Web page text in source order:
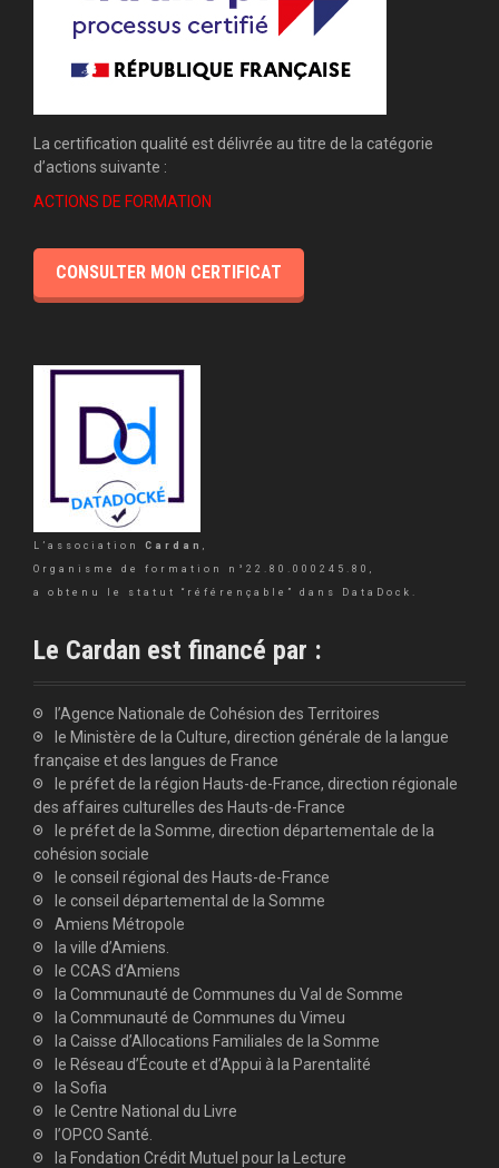
La certification qualité est délivrée au titre de la catégorie
d’actions suivante :
ACTIONS DE FORMATION
CONSULTER MON CERTIFICAT
L’association Cardan ,
Organisme de formation n°22.80.000245.80,
a obtenu le statut “référençable” dans DataDock.
Le Cardan est financé par :
l’Agence Nationale de Cohésion des Territoires
le Ministère de la Culture, direction générale de la langue
française et des langues de France
le préfet de la région Hauts-de-France, direction régionale
des affaires culturelles des Hauts-de-France
le préfet de la Somme, direction départementale de la
cohésion sociale
le conseil régional des Hauts-de-France
le conseil départemental de la Somme
Amiens Métropole
la ville d’Amiens.
le CCAS d’Amiens
la Communauté de Communes du Val de Somme
la Communauté de Communes du Vimeu
la Caisse d’Allocations Familiales de la Somme
le Réseau d’Écoute et d’Appui à la Parentalité
la Sofia
le Centre National du Livre
l’OPCO Santé.
la Fondation Crédit Mutuel pour la Lecture